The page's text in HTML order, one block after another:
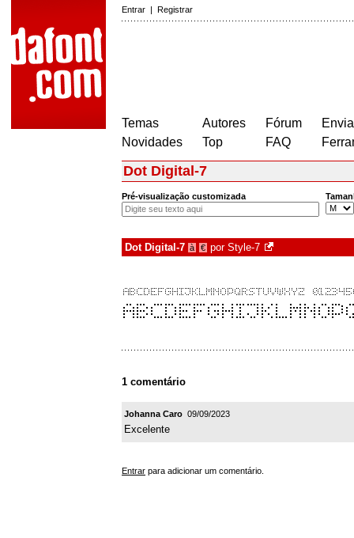
Entrar | Registrar
Temas
Novidades
Autores
Top
Fórum
FAQ
Dot Digital-7
Pré-visualização customizada
Dot Digital-7 à € por Style-7
1 comentário
Johanna Caro 09/09/2023
Excelente
Entrar para adicionar um comentário.